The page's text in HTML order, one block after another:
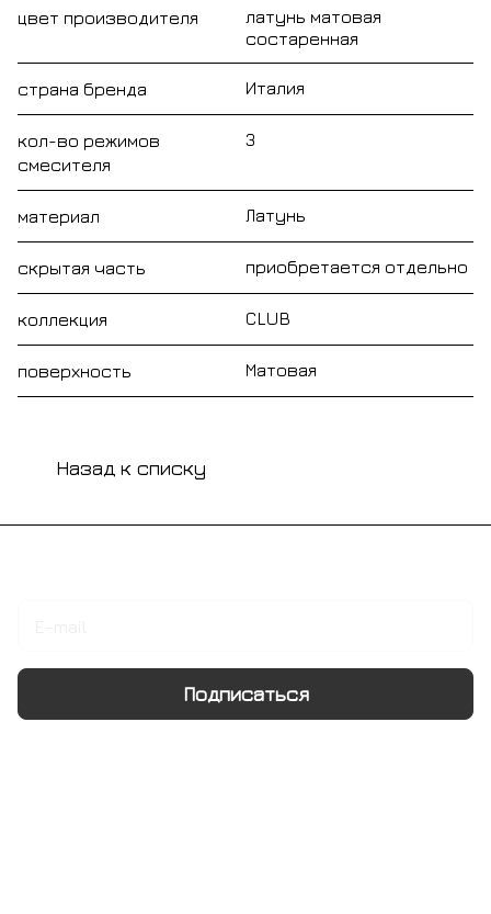
цвет производителя
латунь матовая
состаренная
страна бренда Италия
кол-во режимов
смесителя
3
материал Латунь
скрытая часть приобретается отдельно
коллекция CLUB
поверхность Матовая
Назад к списку
Подписаться